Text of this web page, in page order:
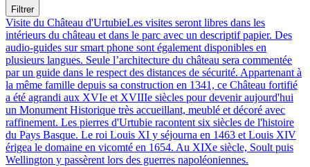
Filtrer
Visite du Château d'UrtubieLes visites seront libres dans les
intérieurs du château et dans le parc avec un descriptif papier. Des
audio-guides sur smart phone sont également disponibles en
plusieurs langues. Seule l’architecture du château sera commentée
par un guide dans le respect des distances de sécurité. Appartenant à
la même famille depuis sa construction en 1341, ce Château fortifié
a été agrandi aux XVIe et XVIIIe siècles pour devenir aujourd'hui
un Monument Historique très accueillant, meublé et décoré avec
raffinement. Les pierres d'Urtubie racontent six siècles de l'histoire
du Pays Basque. Le roi Louis XI y séjourna en 1463 et Louis XIV
érigea le domaine en vicomté en 1654. Au XIXe siècle, Soult puis
Wellington y passèrent lors des guerres napoléoniennes.